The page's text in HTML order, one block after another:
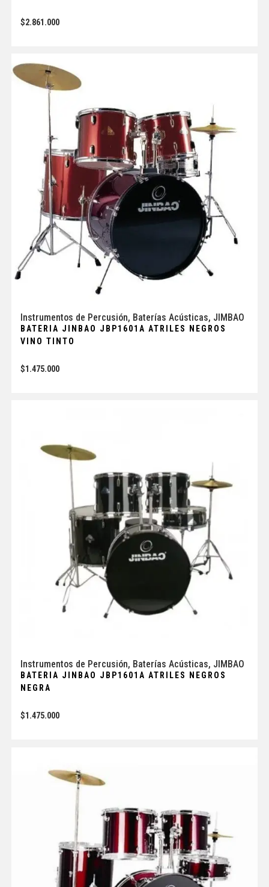
$2.861.000
Instrumentos de Percusión, Baterías Acústicas, JIMBAO
BATERIA JINBAO JBP1601A ATRILES NEGROS
VINO TINTO
$1.475.000
Instrumentos de Percusión, Baterías Acústicas, JIMBAO
BATERIA JINBAO JBP1601A ATRILES NEGROS
NEGRA
$1.475.000